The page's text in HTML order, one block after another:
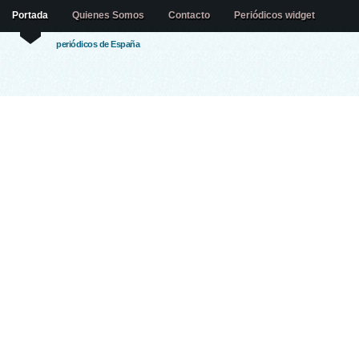
periódicos de España
Portada Quienes Somos Contacto Periódicos widget